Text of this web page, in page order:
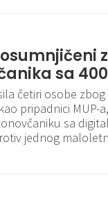
sa
četiri osobe
pripadnici MUP-
sa
jednog